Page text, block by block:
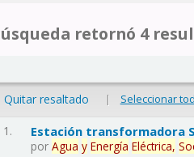
retornó 4
Quitar resaltado | Seleccionar
1. Estación transformadora
porAgua y Energía Eléctrica,